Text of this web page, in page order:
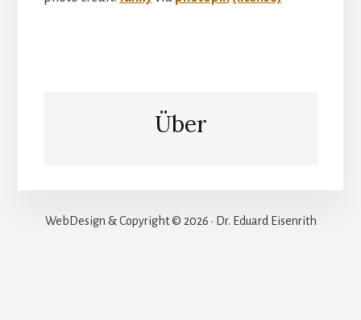
Über
WebDesign & Copyright © 2026 · Dr. Eduard Eisenrith